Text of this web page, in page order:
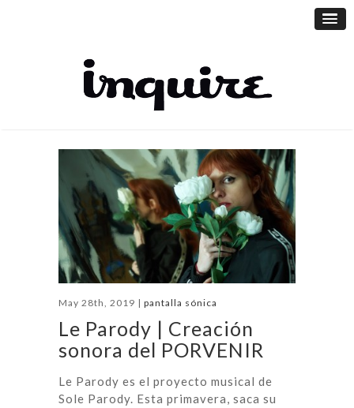
May 28th, 2019 | pantalla sónica
Le Parody | Creación
sonora del PORVENIR
Le Parody es el proyecto musical de
Sole Parody. Esta primavera, saca su